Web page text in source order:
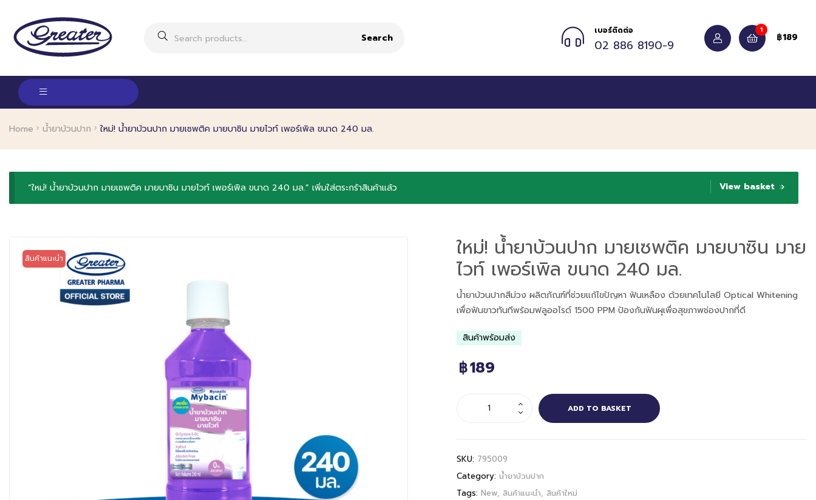
Search
เบอร์ติดต่อ
02 886 8190-9
1
฿189
Home น้ำยาบ้วนปาก ใหม่! น้ำยาบ้วนปาก มายเซพติค มายบาซิน มายไวท์ เพอร์เพิล ขนาด 240 มล.
View basket
“ใหม่! น้ำยาบ้วนปาก มายเซพติค มายบาซิน มายไวท์ เพอร์เพิล ขนาด 240 มล.” เพิ่มใส่ตระกร้าสินค้าแล้ว
สินค้าแนะนำ ใหม่! น้ำยาบ้วนปาก มายเซพติค มายบาซิน มาย
ไวท์ เพอร์เพิล ขนาด 240 มล.
น้ำยาบ้วนปากสีม่วง ผลิตภัณฑ์ที่ช่วยแก้ไขปัญหา ฟันเหลือง ด้วยเทคโนโลยี Optical Whitening
เพื่อฟันขาวทันทีพร้อมฟลูออไรด์ 1500 PPM ป้องกันฟันผุเพื่อสุขภาพช่องปากที่ดี
สินค้าพร้อมส่ง
฿189
ADD TO BASKET
SKU: 795009
Category: น้ำยาบ้วนปาก
Tags: New, สินค้าแนะนำ, สินค้าใหม่